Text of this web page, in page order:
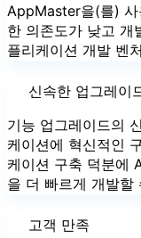
AppMaster을(를) 사
한 의존도가 낮고 개
플리케이션 개발 벤
신속한 업그레이
기능 업그레이드의
케이션에 혁신적인
케이션 구축 덕분에
을 더 빠르게 개발할
고객 만족